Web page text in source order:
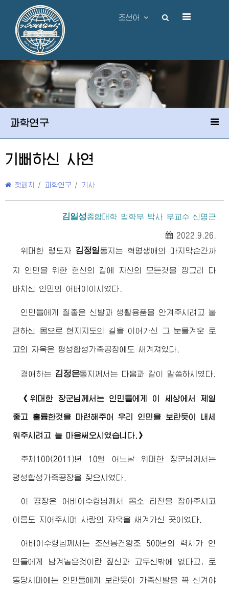
조선어
과학연구
기뻐하신 사연
첫페지 / 과학연구 / 기사
김일성종합대학 법학부 박사 부교수 신명근
2022.9.26.
위대한
령도자 김정일동지 는 혁명생애의 마지막순간까
지 인민을 위한 헌신의 길에 자신의 모든것을 깡그리 다
바치신 인민의 어버이 이시였다.
인민들에게 질좋은 신발과 생활용품을 안겨주시려고 불
편하신 몸으로 현지지도의 길을 이어가신 그 눈물겨운 로
고의 자욱은 평성합성가죽공장에도 새겨져있다.
경애하는 김정은동지 께서는 다음과 같이 말씀하시였다.
《 위대한 장군님께서 는 인민들에게 이 세상에서 제일
좋고 훌륭한것을 마련해주어 우리 인민을 보란듯이 내세
워주시려고 늘 마음써오시였습니다.》
주체100(2011)년 10월 어느날 위대한 장군님께서 는
평성합성가죽공장을 찾으시였다.
이 공장은 어버이수령님께서 몸소 터전을 잡아주시고
이름도 지어주시며 사랑의 자욱을 새겨가신 곳이였다.
어버이수령님께서 는 조선봉건왕조 500년의 력사가 인
민들에게 남겨놓은것이란 짚신과 고무신밖에 없다고, 로
동당시대에는 인민들에게 보란듯이 가죽신발을 꼭 신겨야